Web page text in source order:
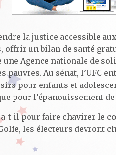
la justice accessible
un bilan de santé
une Agence nationale de
pauvres. Au sénat, l’UFC
pour enfants et
pour l’épanouissement de
t-il pour faire chavirer le
les électeurs devront